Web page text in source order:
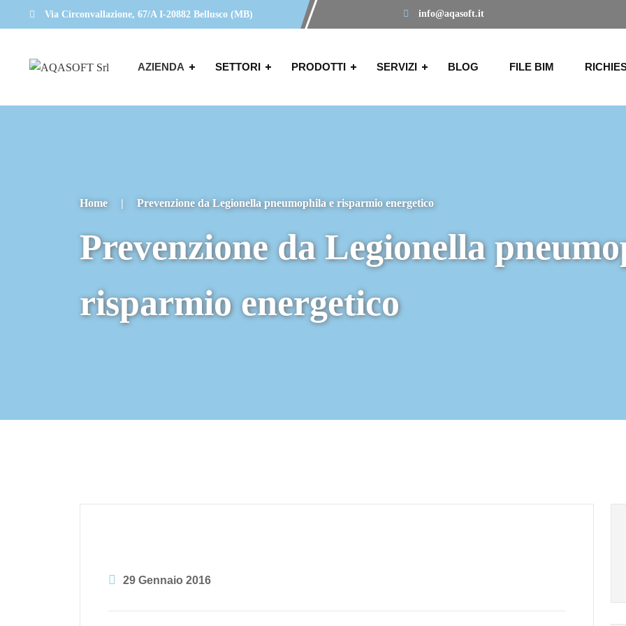
Via Circonvallazione, 67/A I-20882 Bellusco (MB) info@aqasoft.it
AZIENDA SETTORI PRODOTTI SERVIZI BLOG FILE BIM
Home | Prevenzione da Legionella pneumophila e risparmio energetico
Prevenzione da Legionella
risparmio energetico
29 Gennaio 2016